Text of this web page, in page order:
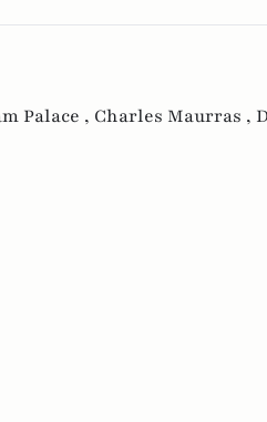
Palace , Charles Maurras ,